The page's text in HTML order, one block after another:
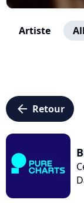
Artiste
arrow_left Retour